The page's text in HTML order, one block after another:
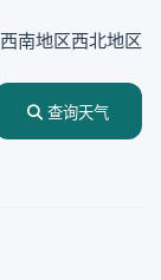
西南地区西北地区
查询天气